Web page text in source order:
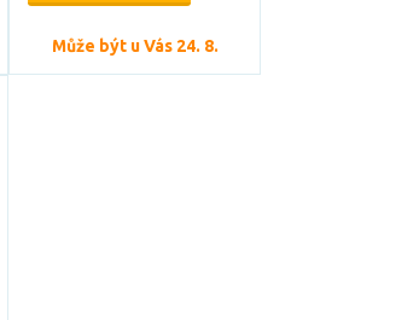
Může být u Vás 24. 8.